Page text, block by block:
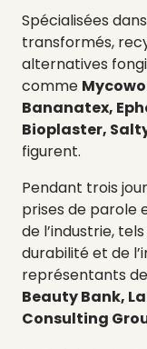
Spécialisées
transformés,
alternatives
comme
Bananatex,
Bioplaster,
figurent.
Pendant trois
prises de parole
de l’industrie,
durabilité et de
représentants de
Beauty Bank,
Consulting